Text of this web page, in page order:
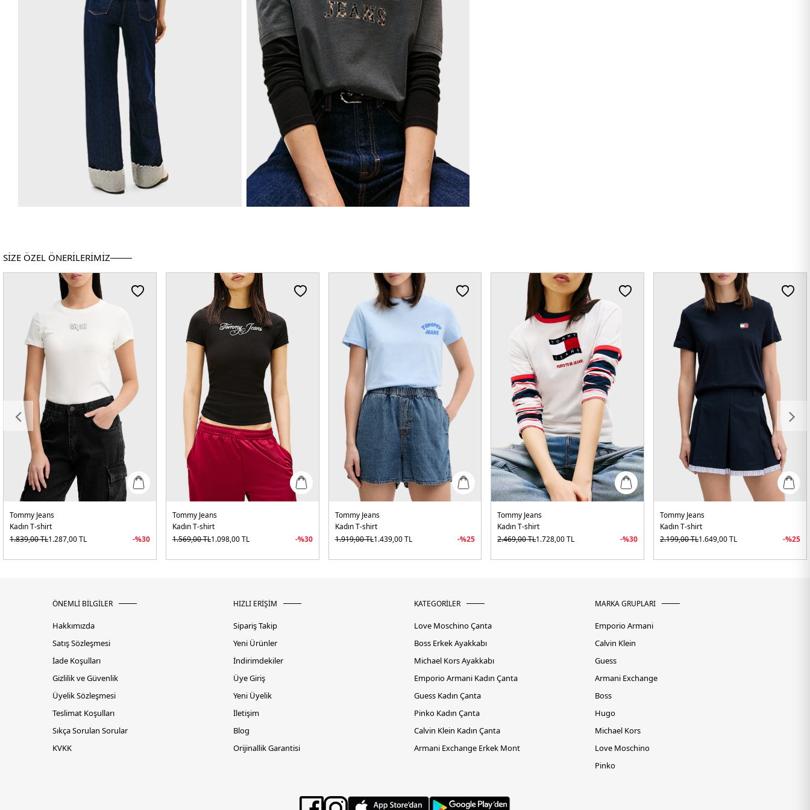
SİZE ÖZEL ÖNERİLERİMİZ
Tommy Jeans
Kadın T-shirt
1.839,00TL1.287,00TL -%30
Tommy Jeans
Kadın T-shirt
1.569,00TL1.098,00TL -%30
Tommy Jeans
Kadın T-shirt
1.919,00TL1.439,00TL -%25
Tommy Jeans
Kadın T-shirt
2.469,00TL1.728,00TL -%30
Tommy Jeans
Kadın T-shirt
2.199,00TL1.649,00TL -%25
ÖNEMLİ BİLGİLER
Hakkımızda
Satış Sözleşmesi
İade Koşulları
Gizlilik ve Güvenlik
Üyelik Sözleşmesi
Teslimat Koşulları
Sıkça Sorulan Sorular
KVKK
HIZLI ERİŞİM
Sipariş Takip
Yeni Ürünler
İndirimdekiler
Üye Giriş
Yeni Üyelik
İletişim
Blog
Orijinallik Garantisi
KATEGORİLER
Love Moschino Çanta
Boss Erkek Ayakkabı
Michael Kors Ayakkabı
Emporio Armani Kadın Çanta
Guess Kadın Çanta
Pinko Kadın Çanta
Calvin Klein Kadın Çanta
Armani Exchange Erkek Mont
MARKA GRUPLARI
Emporio Armani
Calvin Klein
Guess
Armani Exchange
Boss
Hugo
Michael Kors
Love Moschino
Pinko